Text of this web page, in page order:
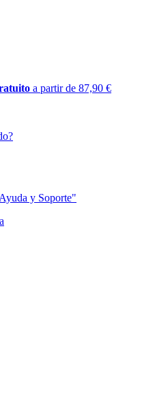
a partir de 87,90 €
y Soporte"